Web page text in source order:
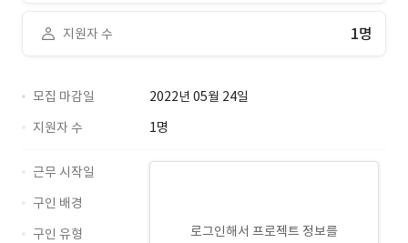
지원자 수 1명
모집 마감일
2022년 05월 24일
지원자 수
1명
로그인해서 프로젝트 정보를
근무 시작일
구인 배경
구인 유형